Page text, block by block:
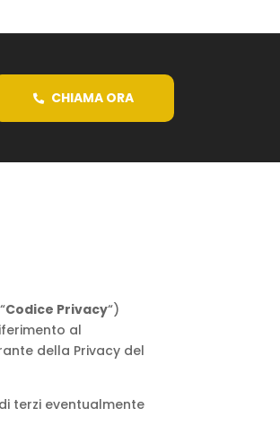
CHIAMA ORA
Codice Privacy“)
al
della Privacy del
terzi eventualmente